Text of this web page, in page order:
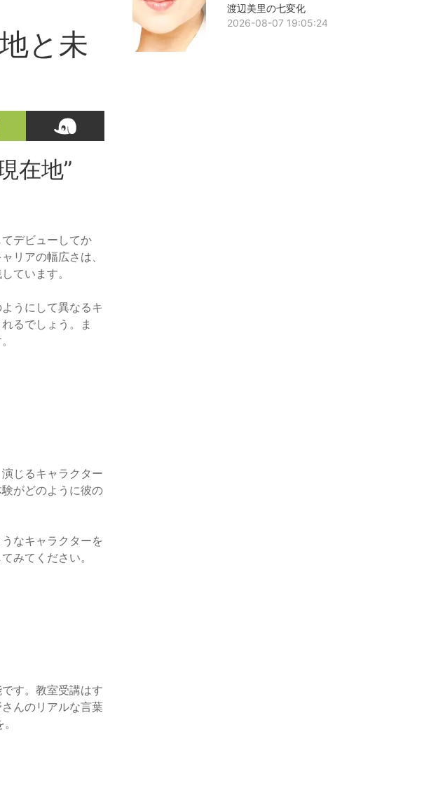
と未
在地”
デビューしてか
リアの幅広さは、
ています。
うにして異なるキ
るでしょう。ま
じるキャラクター
がどのように彼の
なキャラクターを
みてください。
す。教室受講はす
んのリアルな言葉
渡辺美里の七変化
2026-08-07 19:05:24